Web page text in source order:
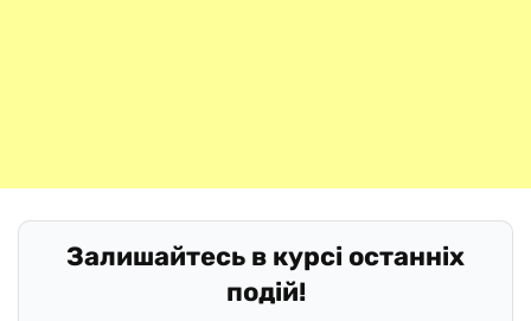
Залишайтесь в курсі останніх
подій!